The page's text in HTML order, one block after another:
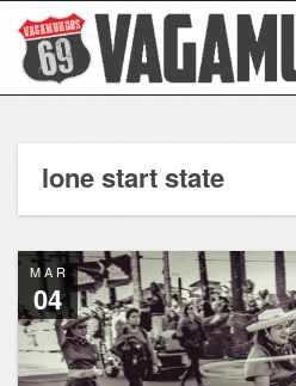
lone start state
MAR
04